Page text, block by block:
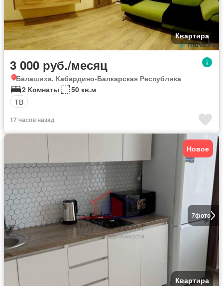
Квартира
3 000 руб./месяц
Балашиха, Кабардино-Балкарская Республика
2 Комнаты
50 кв.м
ТВ
17 часов назад
7фото
Новое
Квартира